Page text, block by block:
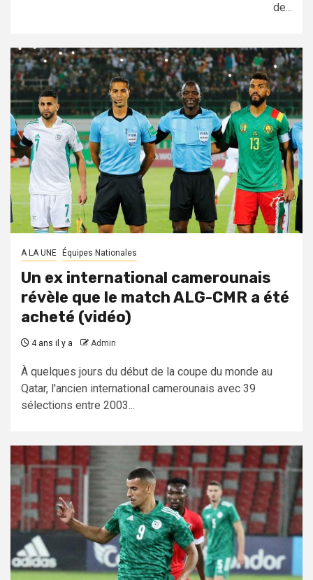
de...
A LA UNE Équipes Nationales
Un ex international camerounais
révèle que le match ALG-CMR a été
acheté (vidéo)
4 ans il y a Admin
À quelques jours du début de la coupe du monde au
Qatar, l'ancien international camerounais avec 39
sélections entre 2003...